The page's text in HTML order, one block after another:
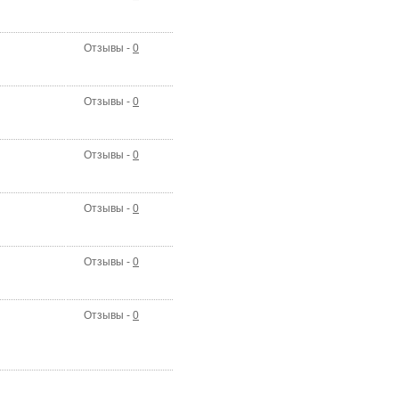
Отзывы - 0
Отзывы - 0
Отзывы - 0
Отзывы - 0
Отзывы - 0
Отзывы - 0